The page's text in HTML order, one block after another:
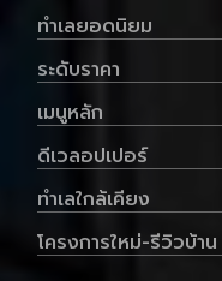
ทำเลยอดนิยม
ระดับราคา
เมนูหลัก
ดีเวลอปเปอร์
ทำเลใกล้เคียง
โครงการใหม่-รีวิวบ้าน